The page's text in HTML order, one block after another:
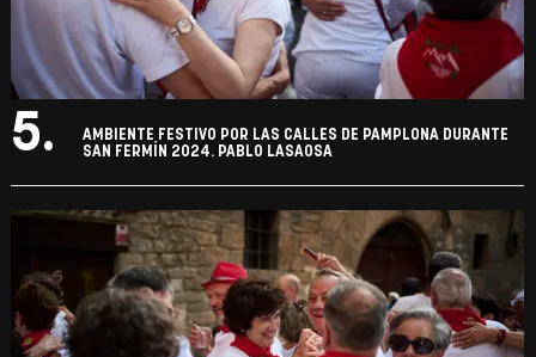
5.
AMBIENTE FESTIVO POR LAS CALLES DE PAMPLONA DURANTE
SAN FERMÍN 2024. PABLO LASAOSA